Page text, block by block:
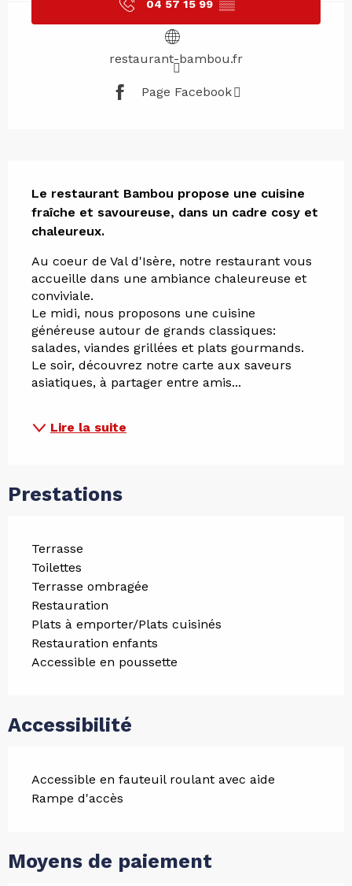
04 57 15 99 ▒▒
restaurant-bambou.fr
Page Facebook
Le restaurant Bambou propose une cuisine
fraîche et savoureuse, dans un cadre cosy et
chaleureux.
Au coeur de Val d'Isère, notre restaurant vous
accueille dans une ambiance chaleureuse et
conviviale.
Le midi, nous proposons une cuisine
généreuse autour de grands classiques:
salades, viandes grillées et plats gourmands.
Le soir, découvrez notre carte aux saveurs
asiatiques, à partager entre amis...
Lire la suite
Prestations
Terrasse
Toilettes
Terrasse ombragée
Restauration
Plats à emporter/Plats cuisinés
Restauration enfants
Accessible en poussette
Accessibilité
Accessible en fauteuil roulant avec aide
Rampe d'accès
Moyens de paiement